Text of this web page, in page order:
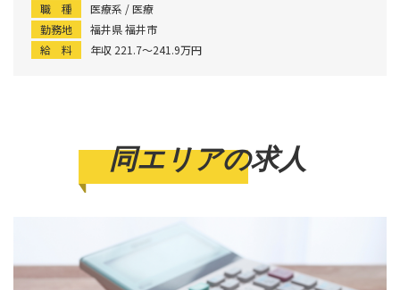
職 種
医療系 / 医療
勤務地
福井県 福井市
給 料
年収 221.7〜241.9万円
同エリアの求人